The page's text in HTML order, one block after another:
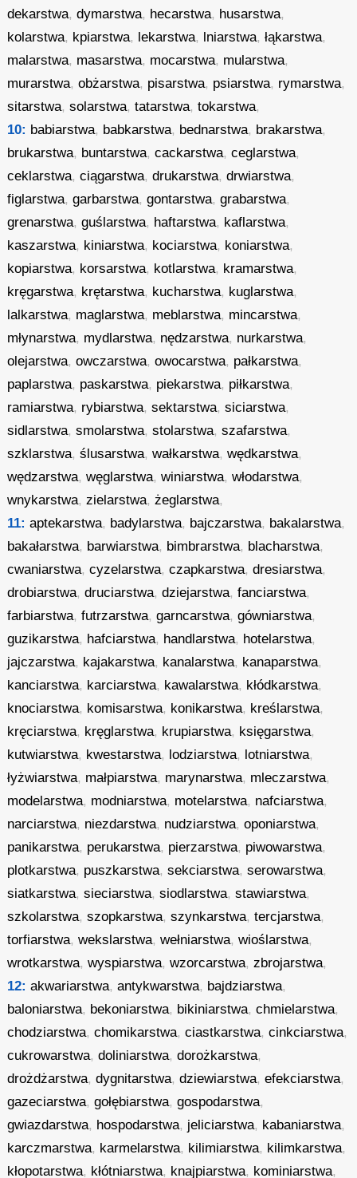
dekarstwa,dymarstwa, hecarstwa, husarstwa,
kolarstwa, kpiarstwa, lekarstwa, lniarstwa,łąkarstwa,
malarstwa, masarstwa, mocarstwa, mularstwa,
murarstwa,obżarstwa, pisarstwa, psiarstwa, rymarstwa,
sitarstwa,solarstwa,tatarstwa,tokarstwa,
10: babiarstwa, babkarstwa, bednarstwa, brakarstwa,
brukarstwa, buntarstwa,cackarstwa,ceglarstwa,
ceklarstwa,ciągarstwa,drukarstwa,drwiarstwa,
figlarstwa,garbarstwa,gontarstwa,grabarstwa,
grenarstwa,guślarstwa, haftarstwa, kaflarstwa,
kaszarstwa, kiniarstwa, kociarstwa, koniarstwa,
kopiarstwa, korsarstwa, kotlarstwa, kramarstwa,
kręgarstwa, krętarstwa, kucharstwa, kuglarstwa,
lalkarstwa, maglarstwa, meblarstwa, mincarstwa,
młynarstwa, mydlarstwa, nędzarstwa, nurkarstwa,
olejarstwa,owczarstwa,owocarstwa, pałkarstwa,
paplarstwa, paskarstwa, piekarstwa, piłkarstwa,
ramiarstwa, rybiarstwa,sektarstwa,siciarstwa,
sidlarstwa,smolarstwa,stolarstwa,szafarstwa,
szklarstwa,ślusarstwa,wałkarstwa,wędkarstwa,
wędzarstwa,węglarstwa,winiarstwa,włodarstwa,
wnykarstwa,zielarstwa,żeglarstwa,
11: aptekarstwa, badylarstwa, bajczarstwa, bakalarstwa,
bakałarstwa, barwiarstwa, bimbrarstwa, blacharstwa,
cwaniarstwa,cyzelarstwa,czapkarstwa,dresiarstwa,
drobiarstwa,druciarstwa,dziejarstwa,fanciarstwa,
farbiarstwa,futrzarstwa,garncarstwa,gówniarstwa,
guzikarstwa, hafciarstwa, handlarstwa, hotelarstwa,
jajczarstwa, kajakarstwa, kanalarstwa, kanaparstwa,
kanciarstwa, karciarstwa, kawalarstwa, kłódkarstwa,
knociarstwa, komisarstwa, konikarstwa, kreślarstwa,
kręciarstwa, kręglarstwa, krupiarstwa, księgarstwa,
kutwiarstwa, kwestarstwa, lodziarstwa, lotniarstwa,
łyżwiarstwa, małpiarstwa, marynarstwa, mleczarstwa,
modelarstwa, modniarstwa, motelarstwa, nafciarstwa,
narciarstwa, niezdarstwa, nudziarstwa,oponiarstwa,
panikarstwa, perukarstwa, pierzarstwa, piwowarstwa,
plotkarstwa, puszkarstwa,sekciarstwa,serowarstwa,
siatkarstwa,sieciarstwa,siodlarstwa,stawiarstwa,
szkolarstwa,szopkarstwa,szynkarstwa,tercjarstwa,
torfiarstwa,wekslarstwa,wełniarstwa,wioślarstwa,
wrotkarstwa,wyspiarstwa,wzorcarstwa,zbrojarstwa,
12: akwariarstwa,antykwarstwa, bajdziarstwa,
baloniarstwa, bekoniarstwa, bikiniarstwa,chmielarstwa,
chodziarstwa,chomikarstwa,ciastkarstwa,cinkciarstwa,
cukrowarstwa,doliniarstwa,dorożkarstwa,
drożdżarstwa,dygnitarstwa,dziewiarstwa,efekciarstwa,
gazeciarstwa,gołębiarstwa,gospodarstwa,
gwiazdarstwa, hospodarstwa, jeliciarstwa, kabaniarstwa,
karczmarstwa, karmelarstwa, kilimiarstwa, kilimkarstwa,
kłopotarstwa, kłótniarstwa, knajpiarstwa, kominiarstwa,